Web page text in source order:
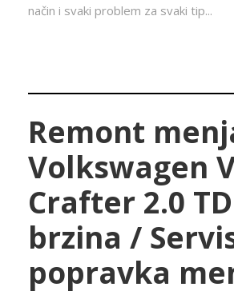
način i svaki problem za svaki tip...
Remont
Volkswagen
Crafter 2.0
brzina /
popravka